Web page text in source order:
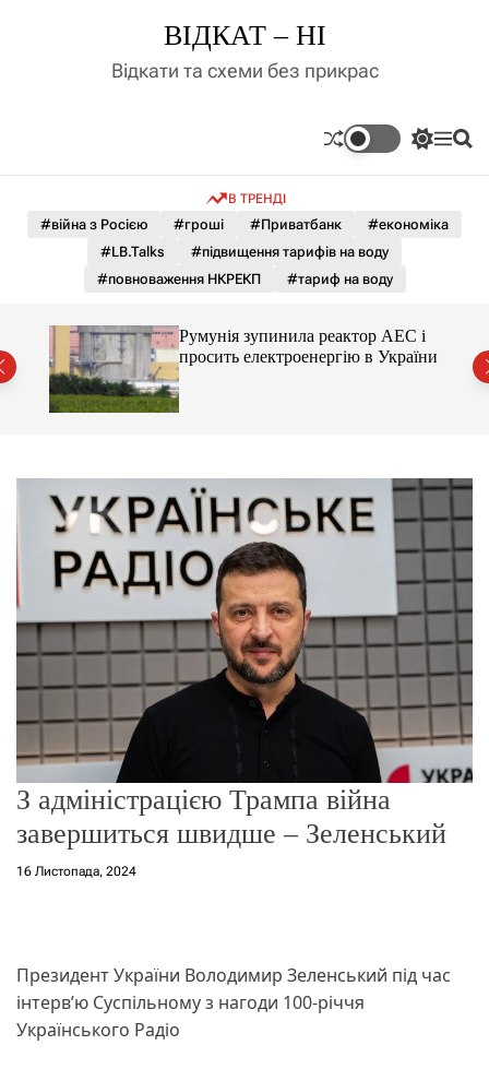
д
у
ВІДКАТ – НІ
Відкати та схеми без прикрас
П
м
к
а
о
л
ь
г
о
р
е
ж
м
у
М П
В ТРЕНДІ
#війна з Росією #гроші #Приватбанк
#економіка
#LB.Talks
#підвищення тарифів на воду
#повноваження НКРЕКП
#тариф на воду
Румунія зупинила реактор АЕС і
просить електроенергію в України
З адміністрацією Трампа війна
завершиться швидше – Зеленський
16 Листопада, 2024
Президент України Володимир Зеленський під час
інтерв’ю Суспільному з нагоди 100-річчя
Українського Радіо